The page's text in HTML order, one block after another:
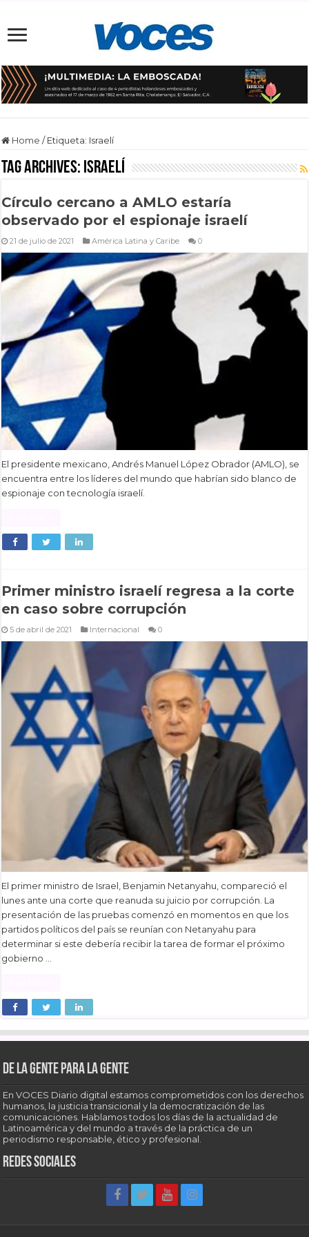
Home / Etiqueta: Israelí
Tag Archives: Israelí
Círculo cercano a AMLO estaría
observado por el espionaje israelí
21 de julio de 2021 América Latina y Caribe 0
El presidente mexicano, Andrés Manuel López Obrador (AMLO), se
encuentra entre los líderes del mundo que habrían sido blanco de
espionaje con tecnología israelí.
Primer ministro israelí regresa a la corte
en caso sobre corrupción
5 de abril de 2021 Internacional 0
El primer ministro de Israel, Benjamin Netanyahu, compareció el
lunes ante una corte que reanuda su juicio por corrupción. La
presentación de las pruebas comenzó en momentos en que los
partidos políticos del país se reunían con Netanyahu para
determinar si este debería recibir la tarea de formar el próximo
gobierno …
De la gente para la gente
En VOCES Diario digital estamos comprometidos con los derechos
humanos, la justicia transicional y la democratización de las
comunicaciones. Hablamos todos los días de la actualidad de
Latinoamérica y del mundo a través de la práctica de un
periodismo responsable, ético y profesional.
Redes sociales